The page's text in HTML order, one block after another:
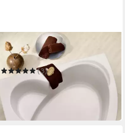
OTTOFOND
Eckwanne Sardinia
(3)
1.127,56 € UVP1.700,00 €
-34%
in 6-8 Werktagen bei dir